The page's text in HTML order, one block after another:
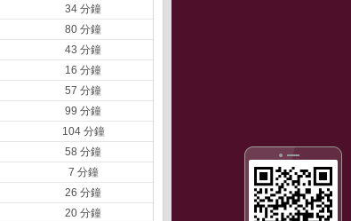
34 分鐘
80 分鐘
43 分鐘
16 分鐘
57 分鐘
99 分鐘
104 分鐘
58 分鐘
7 分鐘
26 分鐘
20 分鐘